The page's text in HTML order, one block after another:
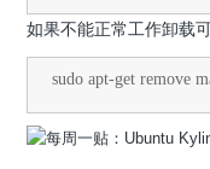
如果不能正常工作卸载
sudo apt-get remove